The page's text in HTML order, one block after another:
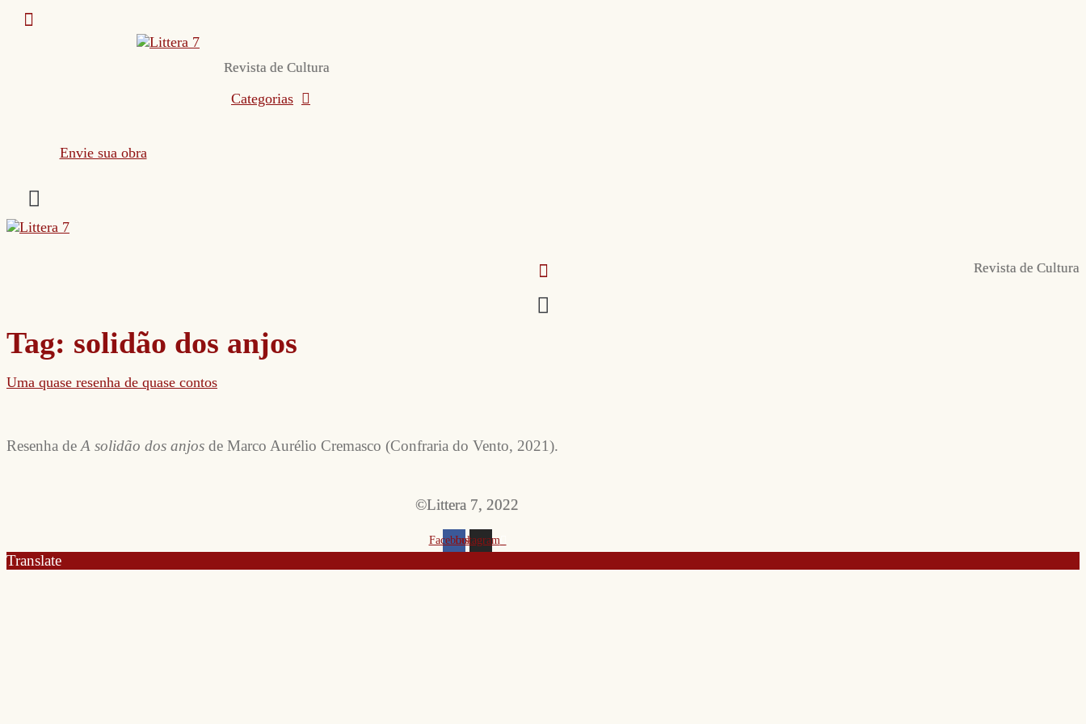
Skip
Revista de Cultura
Categorias
Envie sua obra
Revista de Cultura
Tag: solidão dos anjos
Uma quase resenha de quase contos
Resenha de A solidão dos anjos de Marco Aurélio Cremasco (Confraria do Vento, 2021).
©Littera 7, 2022
FacebookInstagram
Translate